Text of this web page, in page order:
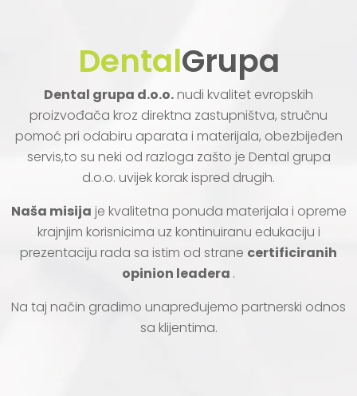
DentalGrupa
Dental grupa d.o.o.nudi kvalitet evropskih
proizvođača kroz direktna zastupništva, stručnu
pomoć pri odabiru aparata i materijala, obezbijeđen
servis,to su neki od razloga zašto je Dental grupa
d.o.o. uvijek korak ispred drugih.
Naša misija je kvalitetna ponuda materijala i opreme
krajnjim korisnicima uz kontinuiranu edukaciju i
prezentaciju rada sa istim od strane certificiranih
opinion leadera .
Na taj način gradimo unapređujemo partnerski odnos
sa klijentima.